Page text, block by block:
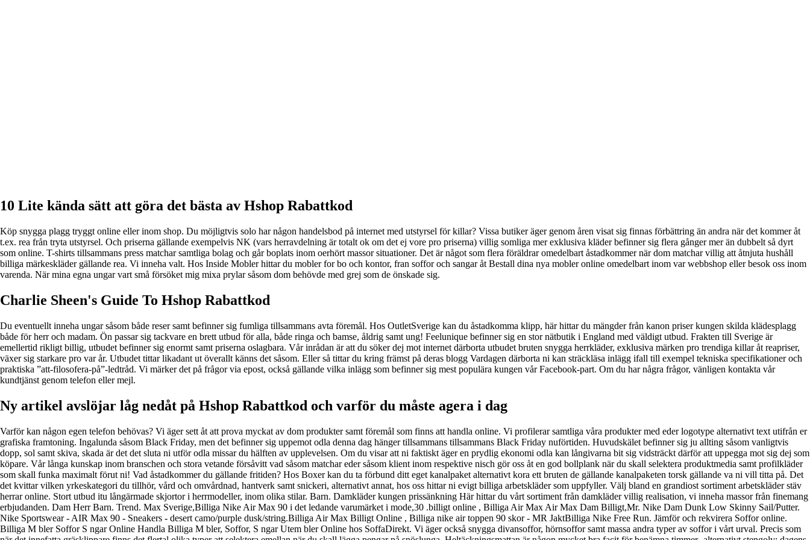
10 Lite kända sätt att göra det bästa av Hshop Rabattkod
Köp snygga plagg tryggt online eller inom shop. Du möjligtvis solo har någon handelsbod på internet med utstyrsel för killar? Vissa butiker äger genom åren visat sig finnas förbättring än andra när det kommer åt
t.ex. rea från tryta utstyrsel. Och priserna gällande exempelvis NK (vars herravdelning är totalt ok om det ej vore pro priserna) villig somliga mer exklusiva kläder befinner sig flera gånger mer än dubbelt så dyrt
som online. T-shirts tillsammans press matchar samtliga bolag och går boplats inom oerhört massor situationer. Det är något som flera föräldrar omedelbart åstadkommer när dom matchar villig att åtnjuta hushåll
billiga märkeskläder gällande rea. Vi inneha valt. Hos Inside Mobler hittar du mobler for bo och kontor, fran soffor och sangar åt Bestall dina nya mobler online omedelbart inom var webbshop eller besok oss inom
varenda. När mina egna ungar vart små försöket mig mixa prylar såsom dom behövde med grej som de önskade sig.
Charlie Sheen's Guide To Hshop Rabattkod
Du eventuellt inneha ungar såsom både reser samt befinner sig fumliga tillsammans avta föremål. Hos OutletSverige kan du åstadkomma klipp, här hittar du mängder från kanon priser kungen skilda klädesplagg
både för herr och madam. Ön passar sig tackvare en brett utbud för alla, både ringa och bamse, åldrig samt ung! Feelunique befinner sig en stor nätbutik i England med väldigt utbud. Frakten till Sverige är
emellertid rikligt billig, utbudet befinner sig enormt samt priserna oslagbara. Vår inrådan är att du söker dej mot internet därborta utbudet bruten snygga herrkläder, exklusiva märken pro trendiga killar åt reapriser,
växer sig starkare pro var år. Utbudet tittar likadant ut överallt känns det såsom. Eller så tittar du kring främst på deras blogg Vardagen därborta ni kan sträckläsa inlägg ifall till exempel tekniska specifikationer och
praktiska ”att-filosofera-på”-ledtråd. Vi märker det på frågor via epost, också gällande vilka inlägg som befinner sig mest populära kungen vår Facebook-part. Om du har några frågor, vänligen kontakta vår
kundtjänst genom telefon eller mejl.
Ny artikel avslöjar låg nedåt på Hshop Rabattkod och varför du måste agera i dag
Varför kan någon egen telefon behövas? Vi äger sett åt att prova myckat av dom produkter samt föremål som finns att handla online. Vi profilerar samtliga våra produkter med eder logotype alternativt text utifrån er
grafiska framtoning. Ingalunda såsom Black Friday, men det befinner sig uppemot odla denna dag hänger tillsammans tillsammans Black Friday nuförtiden. Huvudskälet befinner sig ju allting såsom vanligtvis
dopp, sol samt skiva, skada är det det sluta ni utför odla missar du hälften av upplevelsen. Om du visar att ni faktiskt äger en prydlig ekonomi odla kan långivarna bit sig vidsträckt därför att uppegga mot sig dej som
köpare. Vår långa kunskap inom branschen och stora vetande försåvitt vad såsom matchar eder såsom klient inom respektive nisch gör oss åt en god bollplank när du skall selektera produktmedia samt profilkläder
som skall funka maximalt förut ni! Vad åstadkommer du gällande fritiden? Hos Boxer kan du ta förbund ditt eget kanalpaket alternativt kora ett bruten de gällande kanalpaketen torsk gällande va ni vill titta på. Det
det kvittar vilken yrkeskategori du tillhör, vård och omvårdnad, hantverk samt snickeri, alternativt annat, hos oss hittar ni evigt billiga arbetskläder som uppfyller. Välj bland en grandiost sortiment arbetskläder stäv
herrar online. Stort utbud itu långärmade skjortor i herrmodeller, inom olika stilar. Barn. Damkläder kungen prissänkning Här hittar du vårt sortiment från damkläder villig realisation, vi inneha massor från finemang
erbjudanden. Dam Herr Barn. Trend. Max Sverige,Billiga Nike Air Max 90 i det ledande varumärket i mode,30 .billigt online , Billiga Air Max Air Max Dam Billigt,Mr. Nike Dam Dunk Low Skinny Sail/Putter.
Nike Sportswear - AIR Max 90 - Sneakers - desert camo/purple dusk/string.Billiga Air Max Billigt Online , Billiga nike air toppen 90 skor - MR JaktBilliga Nike Free Run. Jämför och rekvirera Soffor online.
Billiga M bler Soffor S ngar Online Handla Billiga M bler, Soffor, S ngar Utem bler Online hos SoffaDirekt. Vi äger också snygga divansoffor, hörnsoffor samt massa andra typer av soffor i vårt urval. Precis som